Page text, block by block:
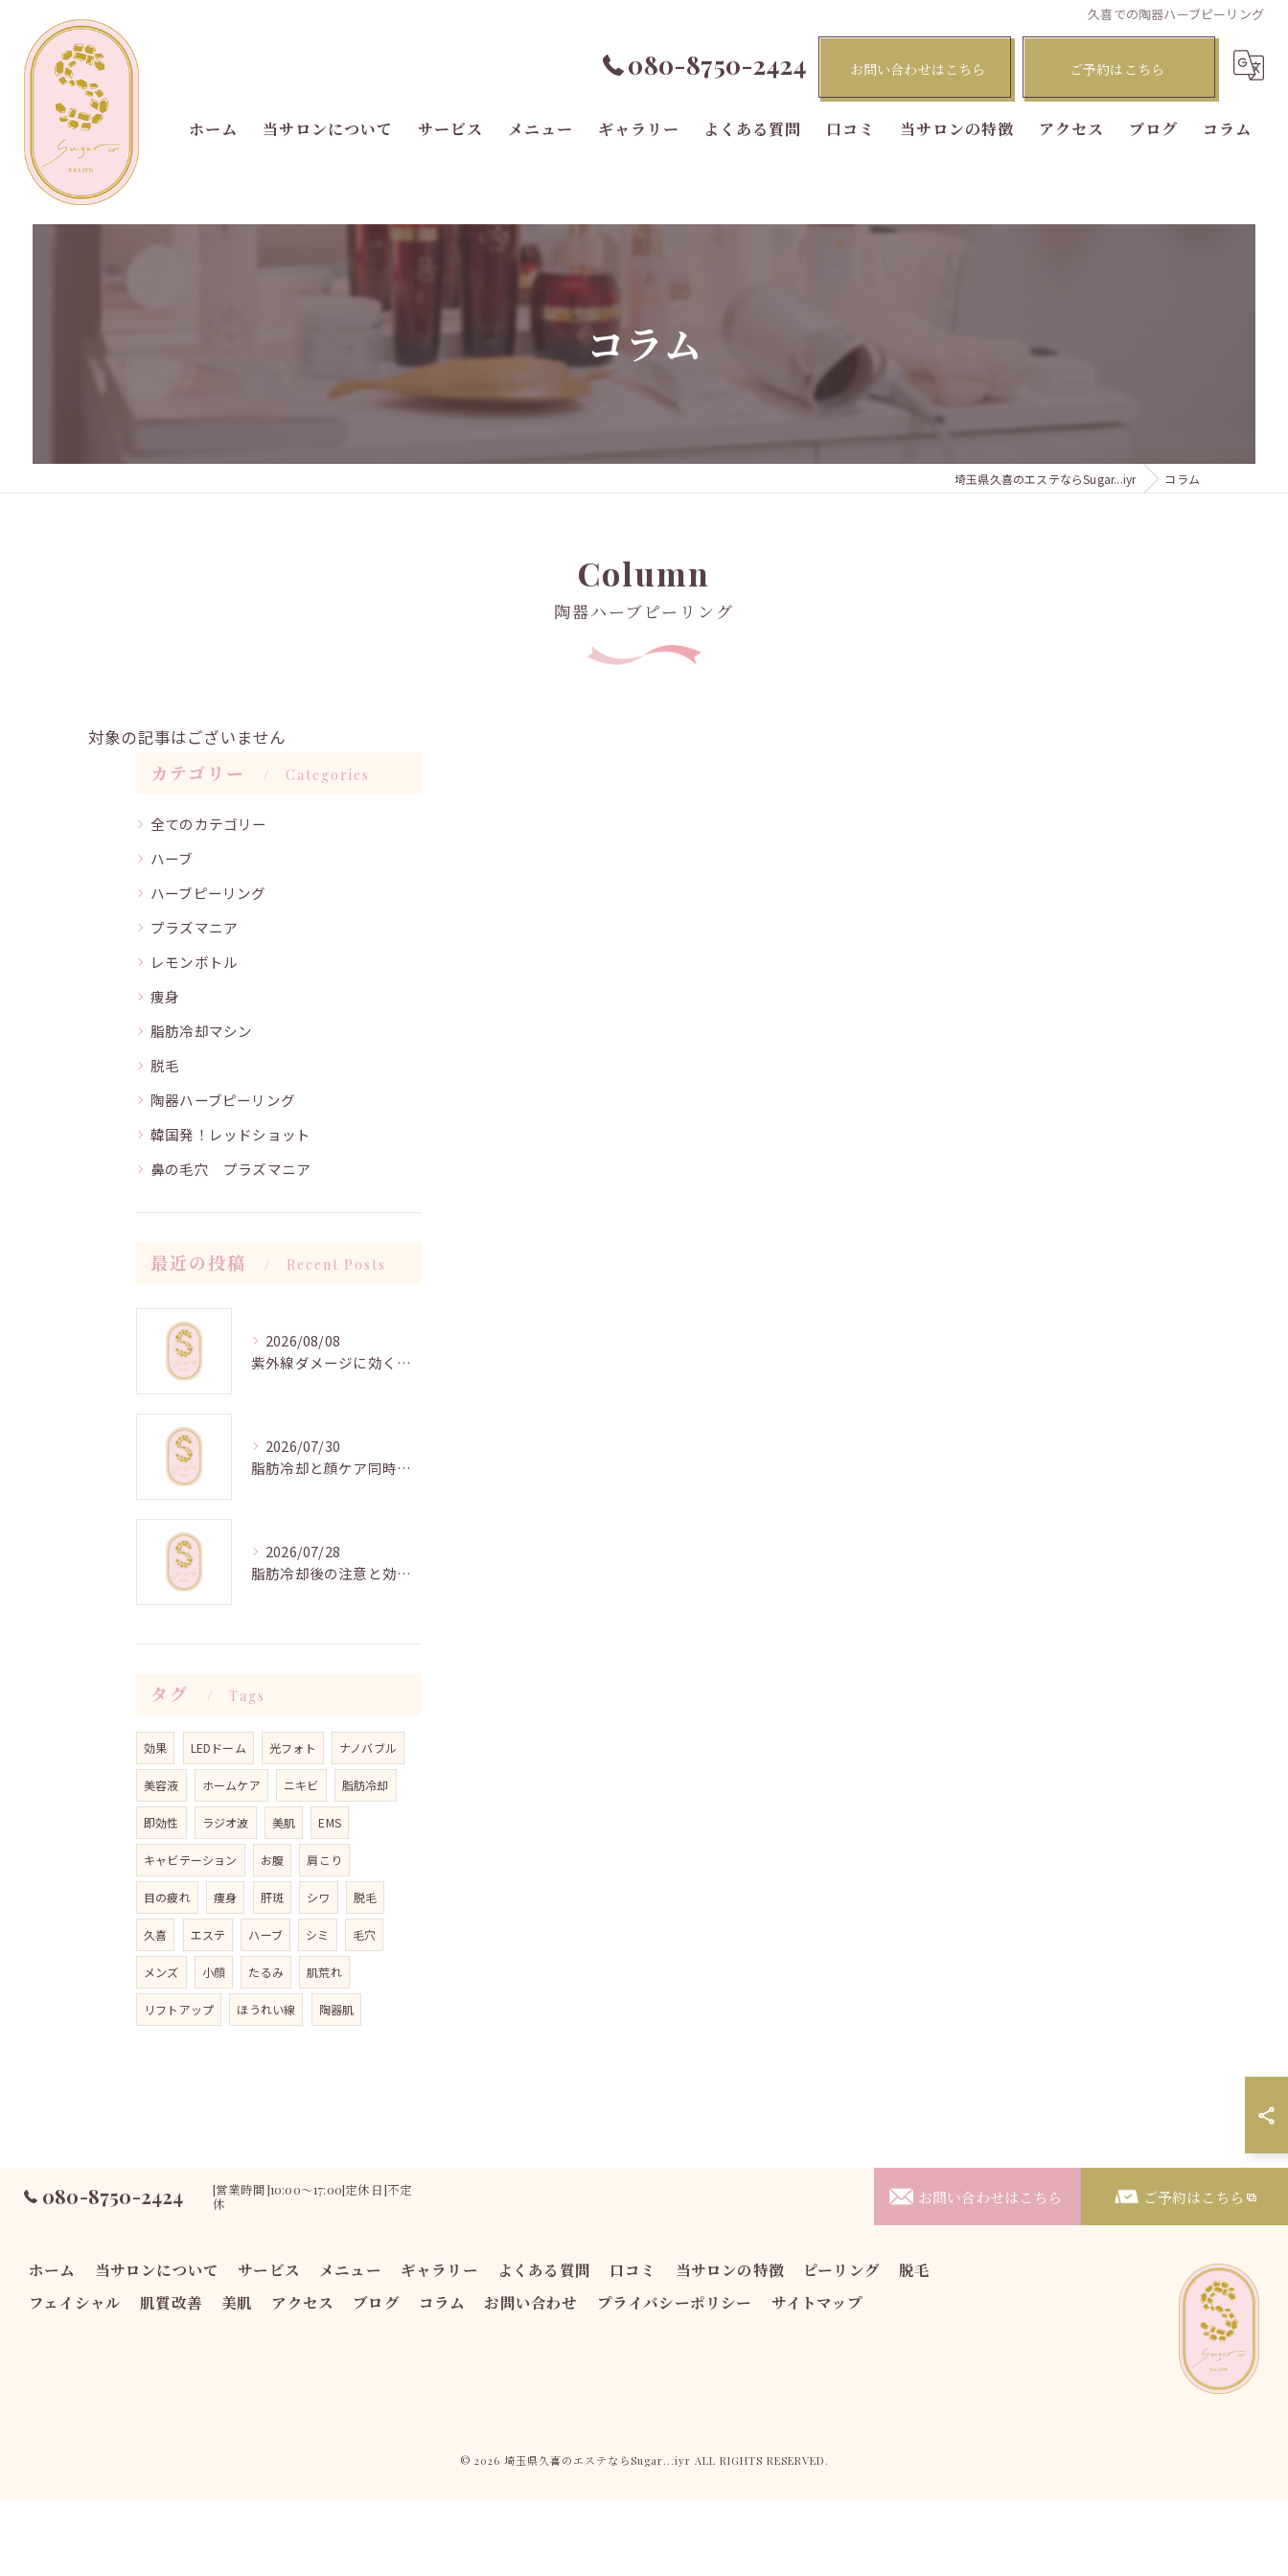
久喜での陶器ハーブピーリング
080-8750-2424 お問い合わせはこちら ご予約はこちら
ホーム 当サロンについて サービス メニュー ギャラリー よくある質問 口コミ 当サロンの特徴 アクセス ブログ コラム
コラム
埼玉県久喜のエステならSugar...iyr コラム
Column
陶器ハーブピーリング
対象の記事はございません
カテゴリー
Categories
全てのカテゴリー
ハーブ
ハーブピーリング
プラズマニア
レモンボトル
痩身
脂肪冷却マシン
脱毛
陶器ハーブピーリング
韓国発！レッドショット
鼻の毛穴 プラズマニア
最近の投稿 Recent Posts
2026/08/08
紫外線ダメージに効くハーブピーリングケア
2026/07/30
脂肪冷却と顔ケア同時施術の時短効果
2026/07/28
脂肪冷却後の注意と効果向上法
タグ Tags
効果 LEDドーム 光フォト ナノバブル
美容液 ホームケア ニキビ 脂肪冷却
即効性 ラジオ波 美肌 EMS
キャビテーション お腹 肩こり
目の疲れ 痩身 肝斑 シワ 脱毛
久喜 エステ ハーブ シミ 毛穴
メンズ 小顔 たるみ 肌荒れ
リフトアップ ほうれい線 陶器肌
080-8750-2424
[営業時間]10:00～17:00[定休日]不定
休
お問い合わせはこちら ご予約はこちら
ホーム 当サロンについて サービス メニュー ギャラリー よくある質問 口コミ 当サロンの特徴 ピーリング
脱毛
フェイシャル
肌質改善 美肌 アクセス ブログ コラム お問い合わせ プライバシーポリシー サイトマップ
© 2026 埼玉県久喜のエステならSugar...iyr ALL RIGHTS RESERVED.